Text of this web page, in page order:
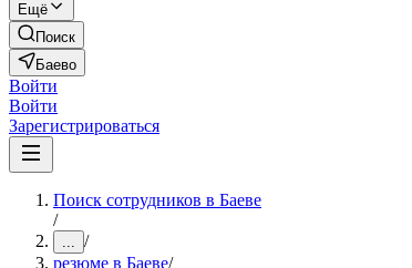
Ещё
Поиск
Баево
Войти
Войти
Зарегистрироваться
Поиск сотрудников в Баеве
/
... /
резюме в Баеве/